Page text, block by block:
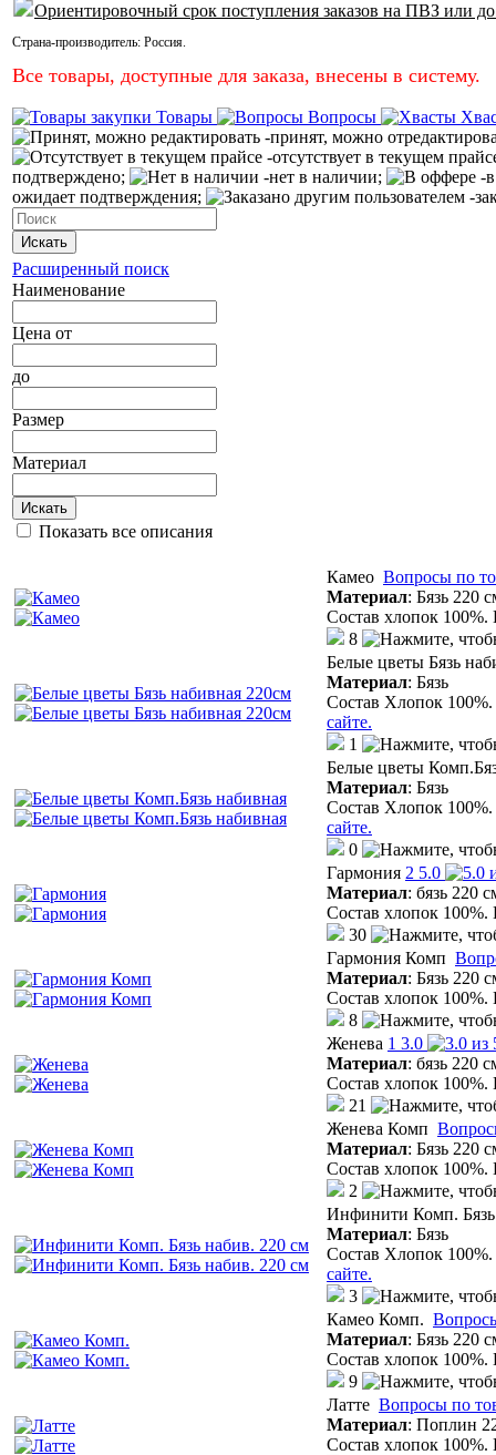
Ориентировочный срок поступления заказов на ПВЗ или
Страна-производитель: Россия.
Все товары, доступные для заказа, внесены в систему.
Товары Вопросы
-принят, можно
-отсутствует в текущем
подтверждено;
-нет в наличии;
-
ожидает подтверждения;
-
Искать
Расширенный поиск
Наименование
Цена от
до
Размер
Материал
Искать
Показать все описания
Камео Вопросы по
Материал: Бязь 220
Состав хлопок 100%.
8
Белые цветы Бязь
Материал: Бязь
Состав Хлопок
сайте.
1
Белые цветы
Материал: Бязь
Состав Хлопок
сайте.
0
Гармония 2 5.0
Материал: бязь 220
Состав хлопок 100%.
30
Гармония Комп
Материал: Бязь 220
Состав хлопок 100%.
8
Женева 1 3.0
Материал: бязь 220
Состав хлопок 100%.
21
Женева Комп
Материал: Бязь 220
Состав хлопок 100%.
2
Инфинити Комп.
Материал: Бязь
Состав Хлопок
сайте.
3
Камео Комп.
Материал: Бязь 220
Состав хлопок 100%.
9
Латте Вопросы по
Материал: Поплин
Состав хлопок 100%.